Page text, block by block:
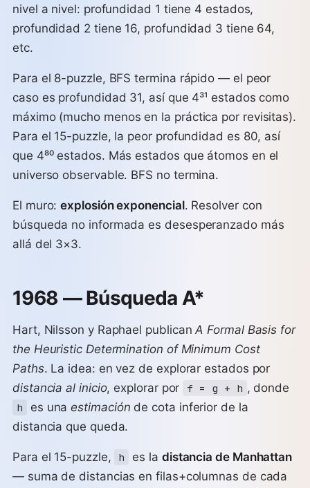
nivel a nivel: profundidad 1 tiene 4 estados,
profundidad 2 tiene 16, profundidad 3 tiene 64,
etc.
Para el 8-puzzle, BFS termina rápido — el peor
caso es profundidad 31, así que 4³¹ estados como
máximo (mucho menos en la práctica por revisitas).
Para el 15-puzzle, la peor profundidad es 80, así
que 4⁸⁰ estados. Más estados que átomos en el
universo observable. BFS no termina.
El muro:explosión exponencial. Resolver con
búsqueda no informada es desesperanzado más
allá del 3×3.
1968 — Búsqueda A*
Hart, Nilsson y Raphael publicanA Formal Basis for
the Heuristic Determination of Minimum Cost
Paths. La idea: en vez de explorar estados por
distancia al inicio, explorar por f = g + h , donde
h es unaestimación de cota inferior de la
distancia que queda.
Para el 15-puzzle, h es la distancia de Manhattan
— suma de distancias en filas+columnas de cada